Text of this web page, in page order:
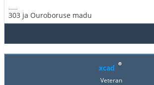
303 ja Ouroboruse madu
xcad
Veteran